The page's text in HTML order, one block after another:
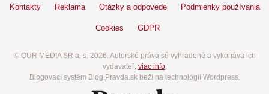
Kontakty Reklama Otázky a odpovede Podmienky používania
Cookies GDPR
© OUR MEDIA SR a. s. 2026. Autorské práva sú vyhradené a vykonáva ich
vydavateľ, viac info.
Blogovací systém Blog.Pravda.sk beží na technológií Wordpress.